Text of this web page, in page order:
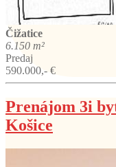
Čižatice
6.150 m²
Predaj
590.000,- €
Prenájom 3i
Košice